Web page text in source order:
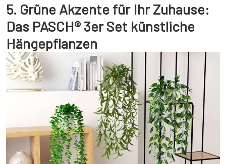
5. Grüne Akzente für Ihr Zuhause:
Das PASCH® 3er Set künstliche
Hängepflanzen